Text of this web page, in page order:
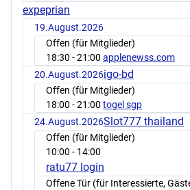
expeprian
19.August.2026
Offen (für Mitglieder)
18:30 - 21:00 applenewss.com
20.August.2026igo-bd
Offen (für Mitglieder)
18:00 - 21:00 togel sgp
24.August.2026Slot777 thailand
Offen (für Mitglieder)
10:00 - 14:00
ratu77 login
Offene Tür (für Interessierte,